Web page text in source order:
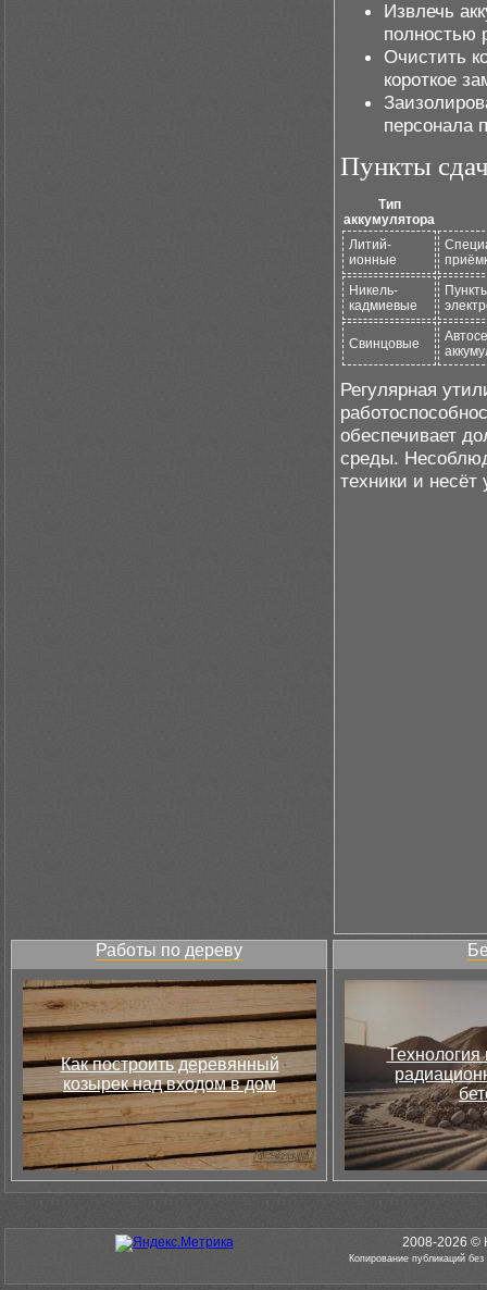
Извлечь
полностью
Очистить
короткое
персонала
Пункты
Тип
аккумулятора
Литий-
ионные
Никель-
кадмиевые
Свинцовые
Регулярная
обеспечивает
среды.
техники и несёт
Работы по дереву
Как построить деревянный
козырек над входом в дом
Технология
2008-2026 ©
Копирование публикаций